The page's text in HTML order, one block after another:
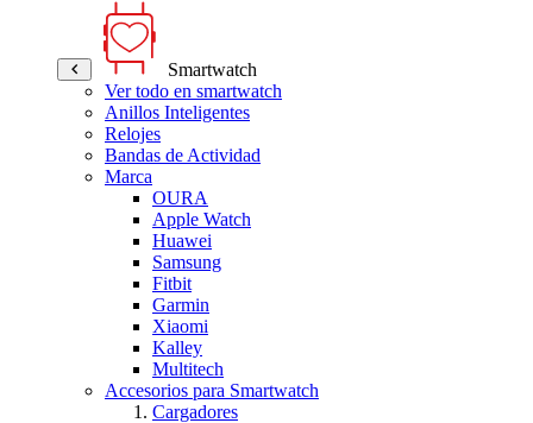
Smartwatch
Ver todo en smartwatch
Anillos Inteligentes
Relojes
Bandas de Actividad
Marca
OURA
Apple Watch
Huawei
Samsung
Fitbit
Garmin
Xiaomi
Kalley
Multitech
Accesorios para Smartwatch
Cargadores